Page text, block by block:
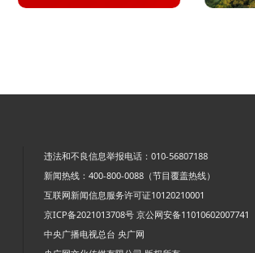
违法和不良信息举报电话：010-56807188
新闻热线：400-800-0088（节目覆盖热线）
互联网新闻信息服务许可证10120210001
京ICP备2021013708号 京公网安备11010602007741
中央广播电视总台 央广网